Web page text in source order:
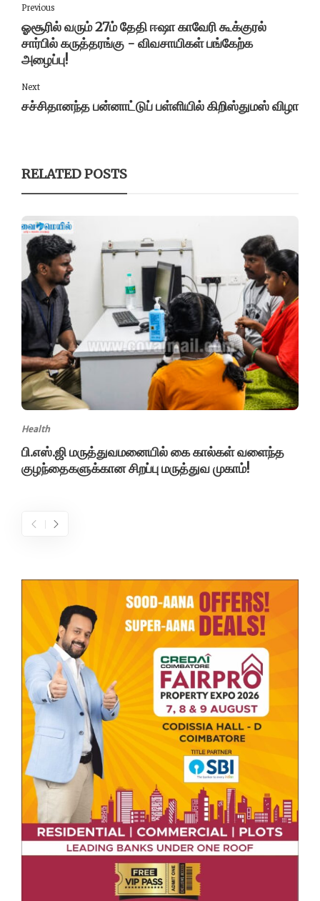
Previous
ஓசூரில் வரும் 27ம் தேதி ஈஷா காவேரி கூக்குரல்
சார்பில் கருத்தரங்கு - விவசாயிகள் பங்கேற்க
அழைப்பு!
Next
சச்சிதானந்த பன்னாட்டுப் பள்ளியில் கிறிஸ்துமஸ் விழா
RELATED POSTS
Health
பி.எஸ்.ஜி மருத்துவமனையில் கை கால்கள் வளைந்த
குழந்தைகளுக்கான சிறப்பு மருத்துவ முகாம்!